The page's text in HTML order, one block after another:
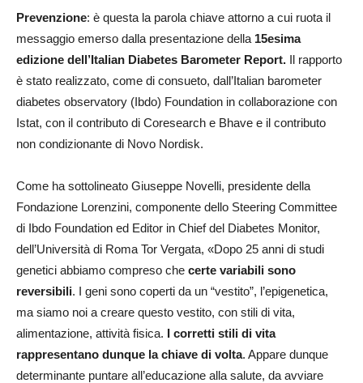
Prevenzione: è questa la parola chiave attorno a cui ruota il
messaggio emerso dalla presentazione della 15esima
edizione dell’Italian Diabetes Barometer Report. Il rapporto
è stato realizzato, come di consueto, dall’Italian barometer
diabetes observatory (Ibdo) Foundation in collaborazione con
Istat, con il contributo di Coresearch e Bhave e il contributo
non condizionante di Novo Nordisk.
Come ha sottolineato Giuseppe Novelli, presidente della
Fondazione Lorenzini, componente dello Steering Committee
di Ibdo Foundation ed Editor in Chief del Diabetes Monitor,
dell’Università di Roma Tor Vergata, «Dopo 25 anni di studi
genetici abbiamo compreso che certe variabili sono
reversibili. I geni sono coperti da un “vestito”, l’epigenetica,
ma siamo noi a creare questo vestito, con stili di vita,
alimentazione, attività fisica. I corretti stili di vita
rappresentano dunque la chiave di volta. Appare dunque
determinante puntare all’educazione alla salute, da avviare